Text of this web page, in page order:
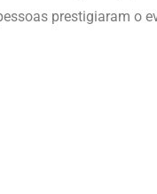
prestigiaram o